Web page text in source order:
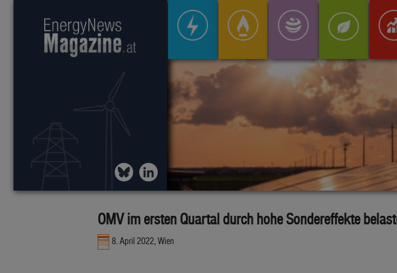
OMV im ersten Quartal durch hohe Sondereffekte
8. April 2022, Wien